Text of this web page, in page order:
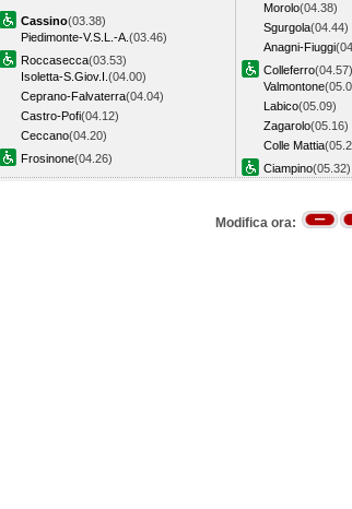
Cassino(03.38)
Piedimonte-V.S.L.-A. (03.46)
Roccasecca(03.53)
Isoletta-S.Giov.I. (04.00)
Ceprano-Falvaterra(04.04)
Castro-Pofi(04.12)
Ceccano(04.20)
Frosinone(04.26)
Morolo(04.38)
Sgurgola(04.44)
Anagni-Fiuggi
Colleferro(04.57)
Valmontone
Labico(05.09)
Zagarolo(05.16)
Colle Mattia
Ciampino(05.32)
Modifica ora: